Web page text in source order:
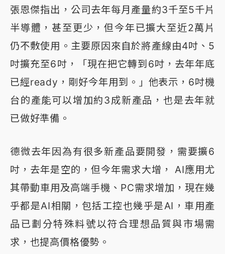
張恩傑指出，公司去年每月產量約3千至5千片
半導體，甚至更少，但今年已擴大至近2萬片
仍不敷使用。主要原因來自於將產線由4吋、5
吋擴充至6吋，「現在把它轉到6吋，去年年底
已經ready，剛好今年用到。」他表示，6吋機
台的產能可以增加約3成新產品，也是去年就
已做好準備。
德微去年因為有很多新產品要開發，需要擴6
吋，去年是空的，但今年需求大增， AI應用尤
其帶動車用及高端手機、PC需求增加，現在幾
乎都是AI相關，包括工控也幾乎是AI，車用產
品已劃分特殊料號以符合理想品質與市場需
求，也提高價格優勢。